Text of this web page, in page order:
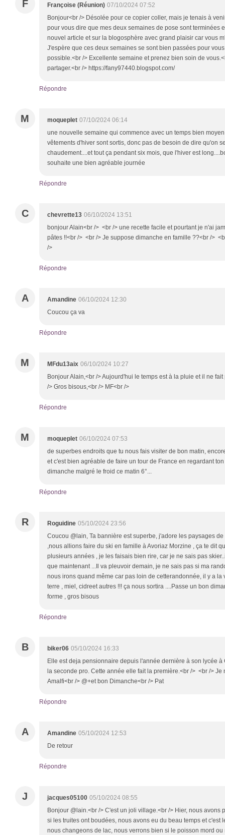
F Françoise (Réunion) 07/10/2024 07:52
Bonjour<br /> Désolée pour ce copier coller, mais je tenais à
pour vous dire que mes deux semaines de pose sont terminées
nouvel article et sur la blogosphère avec grand plaisir car vous
J'espère que ces deux semaines se sont bien passées pour
possible.<br /> Excellente semaine et prenez bien soin de
partager.<br /> https://fany97440.blogspot.com/
Répondre
M moqueplet 07/10/2024 06:14
une nouvelle semaine qui commence avec un temps bien
vêtements d'hiver sont sortis, donc pas de besoin de dire qu'on
chaudement....et tout ça pendant six mois, que l'hiver est
souhaite une bien agréable journée
Répondre
C chevrette13 06/10/2024 13:51
bonjour Alain<br /> <br /> une recette facile et pourtant je n'ai
pâtes !!<br /> <br /> Je suppose dimanche en famille ??<br />
/>
Répondre
A Amandine 06/10/2024 12:30
Coucou ça va
Répondre
M MFdu13aix 06/10/2024 10:27
Bonjour Alain,<br /> Aujourd'hui le temps est à la pluie et il ne
/> Gros bisous,<br /> MF<br />
Répondre
M moqueplet 06/10/2024 07:53
de superbes endroits que tu nous fais visiter de bon matin,
et c'est bien agréable de faire un tour de France en regardant
dimanche malgré le froid ce matin 6°...
Répondre
R Roguidine 05/10/2024 23:56
Coucou @lain, Ta bannière est superbe, j'adore les paysages
,nous allions faire du ski en famille à Avoriaz Morzine , ça te dit
plusieurs années , je les faisais bien rire, car je ne sais pas
que maintenant ...Il va pleuvoir demain, je ne sais pas si ma
nous irons quand même car pas loin de cetterandonnée, il y a la
terre , miel, cidreet autres !!! ça nous sortira ....Passe un bon
forme , gros bisous
Répondre
B biker06 05/10/2024 16:33
Elle est deja pensionnaire depuis l'année dernière à son lycée
la seconde pro. Cette année elle fait la première.<br /> <br />
Amalfi<br /> @+et bon Dimanche<br /> Pat
Répondre
A Amandine 05/10/2024 12:53
De retour
Répondre
J jacques05100 05/10/2024 08:55
Bonjour @lain.<br /> C'est un joli village.<br /> Hier, nous avons
si les truites ont boudées, nous avons eu du beau temps et c'est
nous changeons de lac, nous verrons bien si le poisson mord